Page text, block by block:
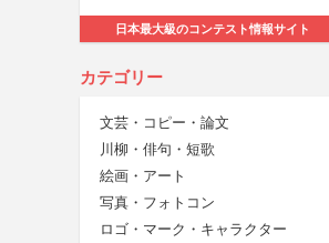
日本最大級のコンテスト情報サイト
カテゴリー
文芸・コピー・論文
川柳・俳句・短歌
絵画・アート
写真・フォトコン
ロゴ・マーク・キャラクター